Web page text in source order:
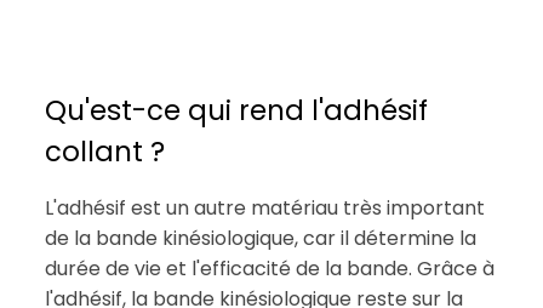
Qu'est-ce qui rend l'adhésif
collant ?
L'adhésif est un autre matériau très important
de la bande kinésiologique, car il détermine la
durée de vie et l'efficacité de la bande. Grâce à
l'adhésif, la bande kinésiologique reste sur la